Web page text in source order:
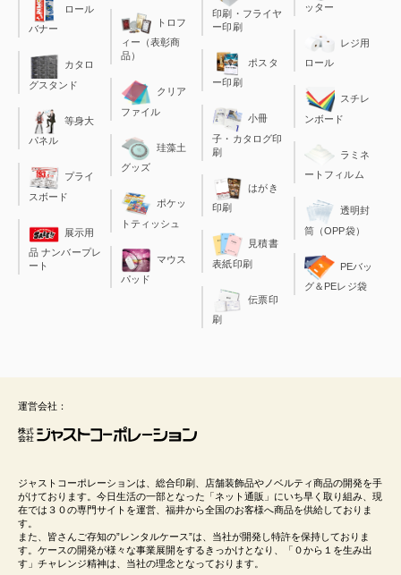
ロール
バナー
カタロ
グスタンド
等身大
パネル
プライ
スボード
展示用
品 ナンバープレ
ート
トロフ
ィー（表彰商
品）
クリア
ファイル
珪藻土
グッズ
ポケッ
トティッシュ
マウス
パッド
印刷・フライヤ
ー印刷
ポスタ
ー印刷
小冊
子・カタログ印
刷
はがき
印刷
見積書
表紙印刷
伝票印
刷
ッター
レジ用
ロール
スチレ
ンボード
ラミネ
ートフィルム
透明封
筒（OPP袋）
PEバッ
グ＆PEレジ袋
運営会社：
ジャストコーポレーションは、総合印刷、店舗装飾品やノベルティ商品の開発を手
がけております。今日生活の一部となった「ネット通販」にいち早く取り組み、現
在では３０の専門サイトを運営、福井から全国のお客様へ商品を供給しておりま
す。
また、皆さんご存知の”レンタルケース”は、当社が開発し特許を保持しておりま
す。ケースの開発が様々な事業展開をするきっかけとなり、「０から１を生み出
す」チャレンジ精神は、当社の理念となっております。